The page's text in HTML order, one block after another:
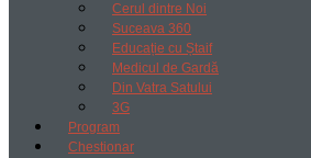
Cerul dintre Noi
Suceava 360
Educație cu Ștaif
Medicul de Gardă
Din Vatra Satului
3G
Program
Chestionar